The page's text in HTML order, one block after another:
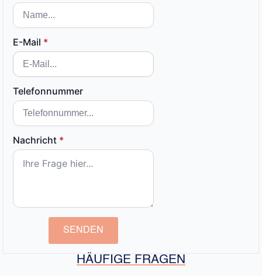
E-Mail *
Telefonnummer
Nachricht *
SENDEN
HÄUFIGE FRAGEN